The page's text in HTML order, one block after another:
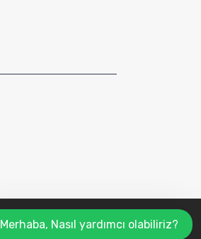
SİNEMARKA|+90 543 252 6717
Merhaba, Nasıl yardımcı olabiliriz?